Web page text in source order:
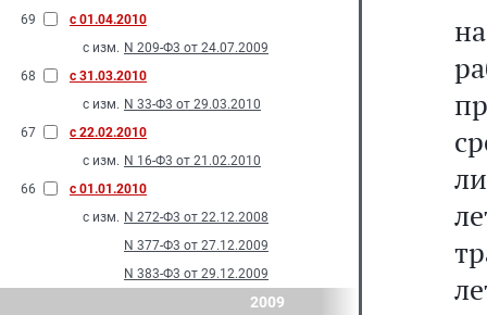
69
с 01.04.2010
с изм. N 209-Ф3 от 24.07.2009
68
с 31.03.2010
с изм. N 33-Ф3 от 29.03.2010
67
с 22.02.2010
с изм. N 16-Ф3 от 21.02.2010
66
с 01.01.2010
с изм. N 272-Ф3 от 22.12.2008
N 377-Ф3 от 27.12.2009
N 383-Ф3 от 29.12.2009
2009